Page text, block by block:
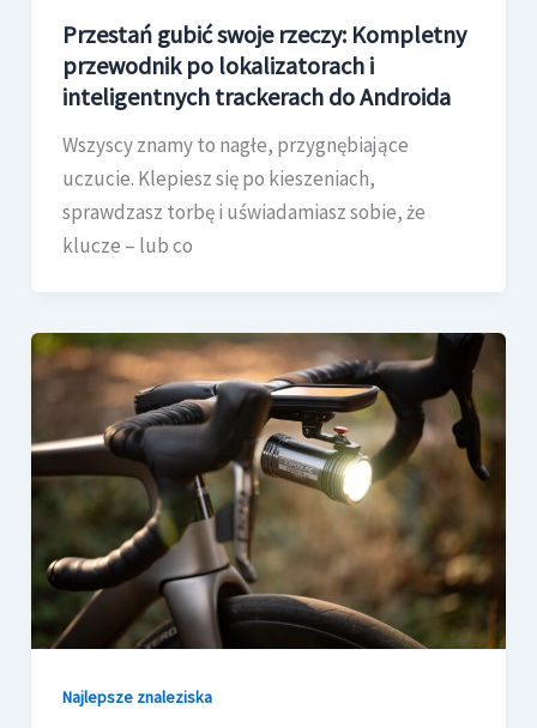
Przestań gubić swoje rzeczy: Kompletny
przewodnik po lokalizatorach i
inteligentnych trackerach do Androida
Wszyscy znamy to nagłe, przygnębiające
uczucie. Klepiesz się po kieszeniach,
sprawdzasz torbę i uświadamiasz sobie, że
klucze – lub co
Najlepsze znaleziska